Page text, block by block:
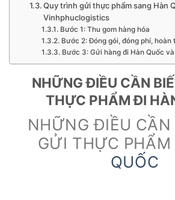
Quy trình gửi thực phẩm sang Hàn
Vinhphuclogistics
Bước 1: Thu gom hàng hóa
Bước 2: Đóng gói, đóng phí, hoàn
Bước 3: Gửi hàng đi Hàn Quốc
NHỮNG ĐIỀU CẦN
THỰC PHẨM ĐI
NHỮNG ĐIỀU CẦN
GỬI THỰC
QUỐC